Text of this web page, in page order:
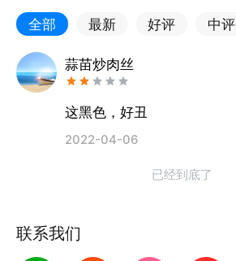
全部 最新 好评 中评
蒜苗炒肉丝
这黑色，好丑
2022-04-06
已经到底了
联系我们